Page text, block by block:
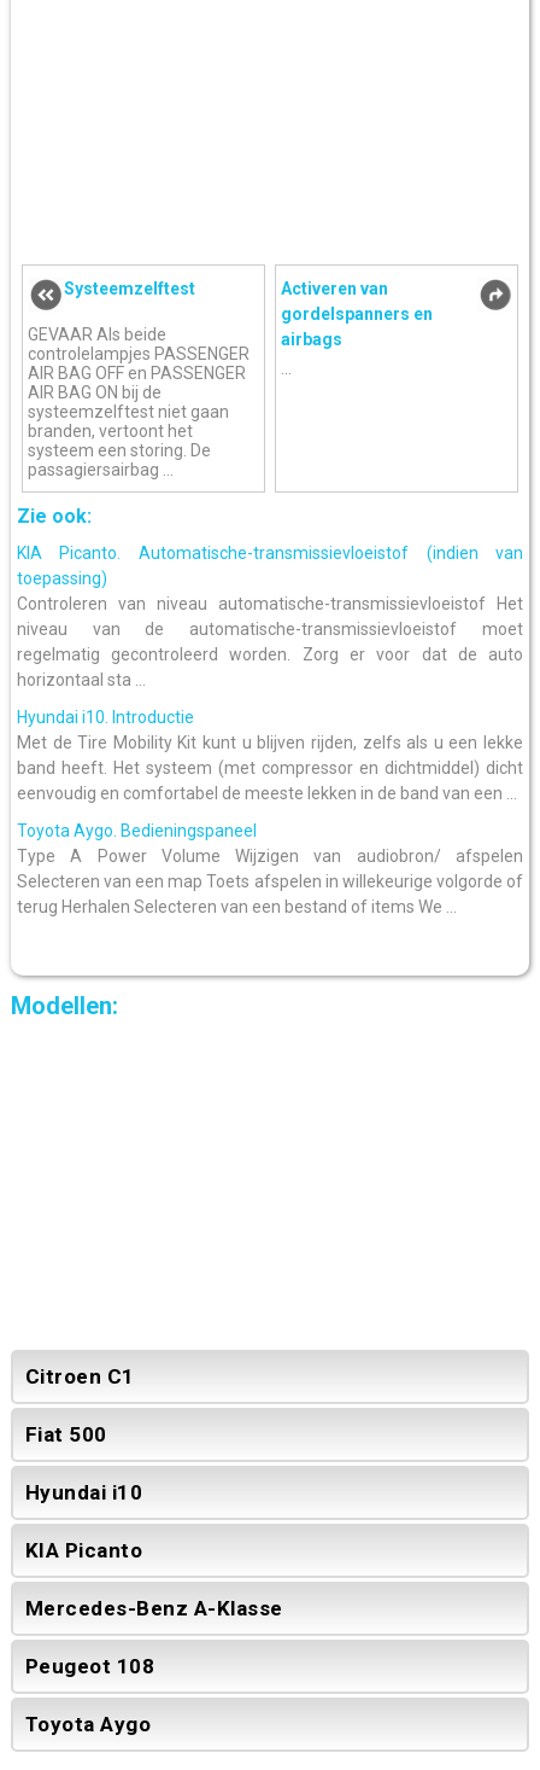
Systeemzelftest
GEVAAR Als beide
controlelampjes PASSENGER
AIR BAG OFF en PASSENGER
AIR BAG ON bij de
systeemzelftest niet gaan
branden, vertoont het
systeem een storing. De
passagiersairbag ...
Activeren van
gordelspanners en
airbags
...
Zie ook:
KIA Picanto. Automatische-transmissievloeistof (indien van
toepassing)
Controleren van niveau automatische-transmissievloeistof Het
niveau van de automatische-transmissievloeistof moet
regelmatig gecontroleerd worden. Zorg er voor dat de auto
horizontaal sta ...
Hyundai i10. Introductie
Met de Tire Mobility Kit kunt u blijven rijden, zelfs als u een lekke
band heeft. Het systeem (met compressor en dichtmiddel) dicht
eenvoudig en comfortabel de meeste lekken in de band van een ...
Toyota Aygo. Bedieningspaneel
Type A Power Volume Wijzigen van audiobron/ afspelen
Selecteren van een map Toets afspelen in willekeurige volgorde of
terug Herhalen Selecteren van een bestand of items We ...
Modellen:
Citroen C1
Fiat 500
Hyundai i10
KIA Picanto
Mercedes-Benz A-Klasse
Peugeot 108
Toyota Aygo